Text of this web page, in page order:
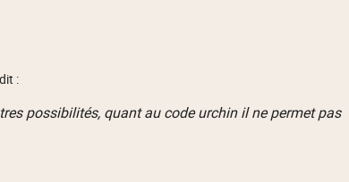
:
possibilités, quant au code urchin il ne permet pas